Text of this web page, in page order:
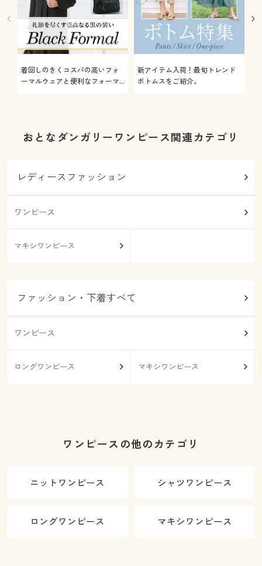
着回しのきくコスパの高いフォ
ーマルウェアと便利なフォーマ
新アイテム入荷！最旬トレンド
ボトムスをご紹介。
おとなダンガリーワンピース関連カテゴリ
レディースファッション
ワンピース
マキシワンピース
ファッション・下着すべて
ワンピース
ロングワンピース マキシワンピース
ワンピースの他のカテゴリ
ニットワンピース シャツワンピース
ロングワンピース マキシワンピース